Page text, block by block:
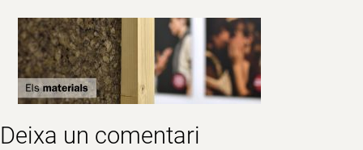
Deixa un comentari